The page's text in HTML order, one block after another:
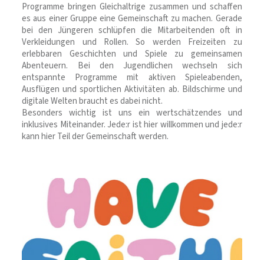
Programme bringen Gleichaltrige zusammen und schaffen
es aus einer Gruppe eine Gemeinschaft zu machen. Gerade
bei den Jüngeren schlüpfen die Mitarbeitenden oft in
Verkleidungen und Rollen. So werden Freizeiten zu
erlebbaren Geschichten und Spiele zu gemeinsamen
Abenteuern. Bei den Jugendlichen wechseln sich
entspannte Programme mit aktiven Spieleabenden,
Ausflügen und sportlichen Aktivitäten ab. Bildschirme und
digitale Welten braucht es dabei nicht.
Besonders wichtig ist uns ein wertschätzendes und
inklusives Miteinander. Jede:r ist hier willkommen und jede:r
kann hier Teil der Gemeinschaft werden.